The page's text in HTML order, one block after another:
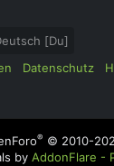
[Du]
Datenschutz
® © 2010-
by AddonFlare -